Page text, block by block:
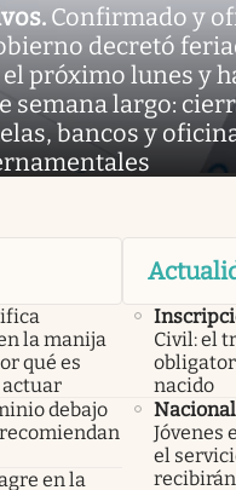
. Confirmado y
decretó
próximo lunes y
semana largo:
bancos y
la manija
qué es
debajo
en la
Civil: el
nacido
Nacional
Jóvenes
el